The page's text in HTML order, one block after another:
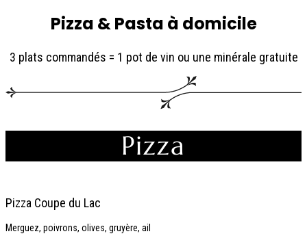
Pizza & Pasta à domicile
3 plats commandés = 1 pot de vin ou une minérale gratuite
Pizza
Pizza Coupe du Lac
Merguez, poivrons, olives, gruyère, ail